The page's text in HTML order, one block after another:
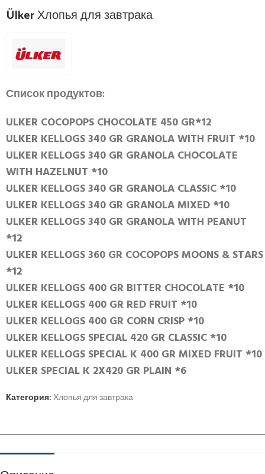
Ülker Хлопья для завтрака
Список продуктов:
ULKER COCOPOPS CHOCOLATE 450 GR*12
ULKER KELLOGS 340 GR GRANOLA WITH FRUIT *10
ULKER KELLOGS 340 GR GRANOLA CHOCOLATE
WITH HAZELNUT *10
ULKER KELLOGS 340 GR GRANOLA CLASSIC *10
ULKER KELLOGS 340 GR GRANOLA MIXED *10
ULKER KELLOGS 340 GR GRANOLA WITH PEANUT
*12
ULKER KELLOGS 360 GR COCOPOPS MOONS & STARS
*12
ULKER KELLOGS 400 GR BITTER CHOCOLATE *10
ULKER KELLOGS 400 GR RED FRUIT *10
ULKER KELLOGS 400 GR CORN CRISP *10
ULKER KELLOGS SPECIAL 420 GR CLASSIC *10
ULKER KELLOGS SPECIAL K 400 GR MIXED FRUIT *10
ULKER SPECIAL K 2X420 GR PLAIN *6
Категория:Хлопья для завтрака